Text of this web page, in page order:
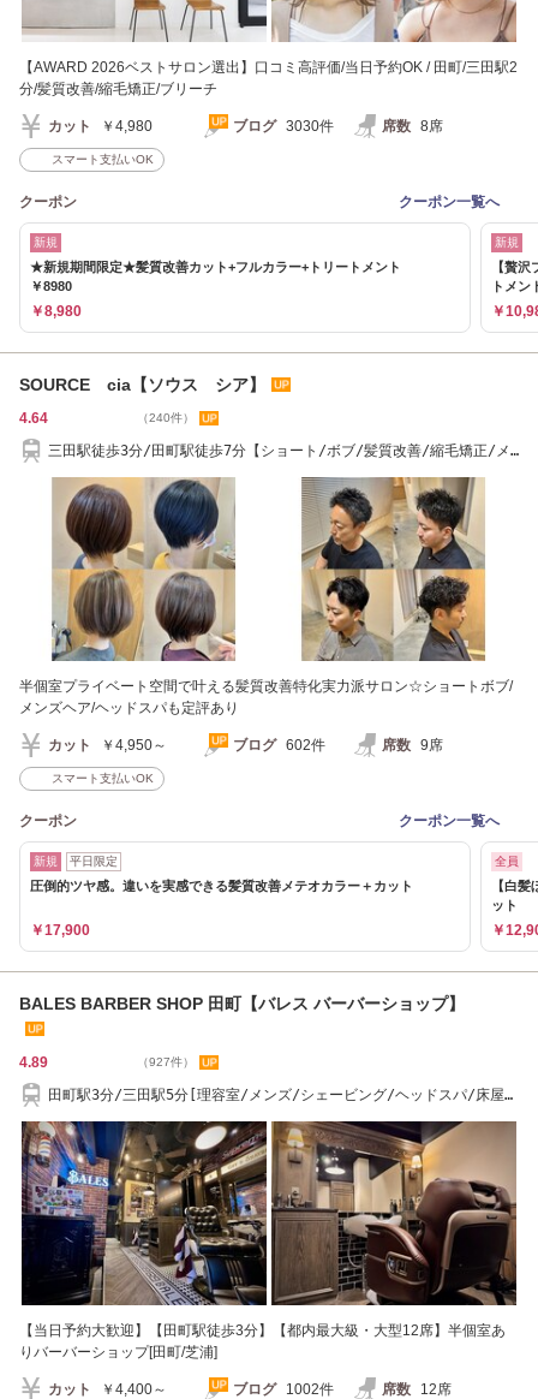
【AWARD 2026ベストサロン選出】口コミ高評価/当日予約OK / 田町/三田駅2
分/髪質改善/縮毛矯正/ブリーチ
カット ￥4,980 ブログ 3030件 席数 8席
スマート支払いOK
クーポン クーポン一覧へ
新規
★新規期間限定★髪質改善カット+フルカラー+トリートメント
￥8980
￥8,980
新規
【贅
トメン
￥
SOURCE cia【ソウス シア】
4.64 （240件）
三田駅徒歩3分/田町駅徒歩7分【ショート/ボブ/髪質改善/縮毛矯正/メ
半個室プライベート空間で叶える髪質改善特化実力派サロン☆ショートボブ/
メンズヘア/ヘッドスパも定評あり
カット ￥4,950～ ブログ 602件 席数 9席
スマート支払いOK
クーポン クーポン一覧へ
新規 平日限定
圧倒的ツヤ感。違いを実感できる髪質改善メテオカラー＋カット
￥17,900
全員
【白
ット
￥
BALES BARBER SHOP 田町【バレス バーバーショップ】
4.89 （927件）
田町駅3分/三田駅5分[理容室/メンズ/シェービング/ヘッドスパ/床屋/
【当日予約大歓迎】【田町駅徒歩3分】【都内最大級・大型12席】半個室あ
りバーバーショップ[田町/芝浦]
カット ￥4,400～ ブログ 1002件 席数 12席